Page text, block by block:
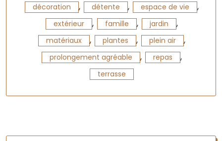
décoration , détente , espace de vie ,
extérieur , famille , jardin ,
matériaux , plantes , plein air ,
prolongement agréable , repas ,
terrasse